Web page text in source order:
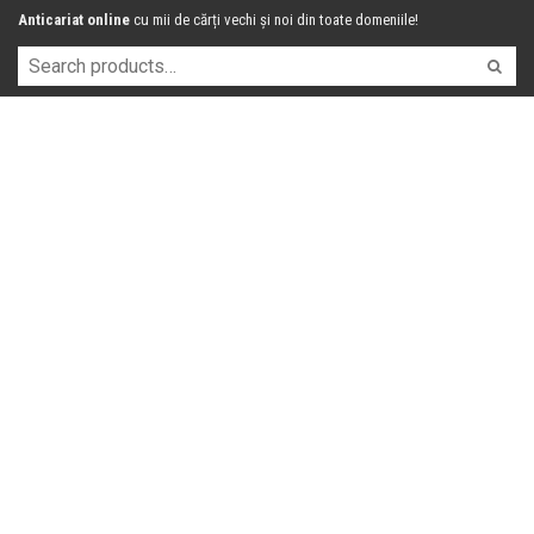
Anticariat online cu mii de cărți vechi și noi din toate domeniile!